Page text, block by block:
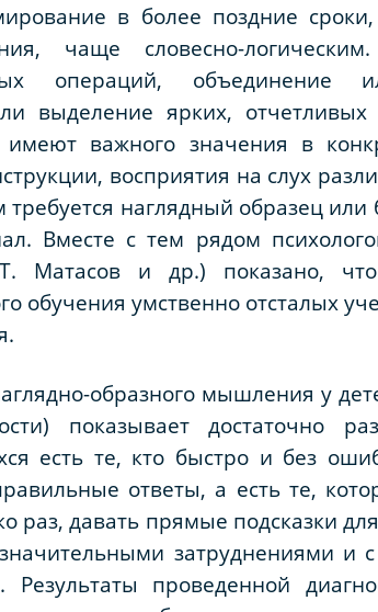
в более поздние
чаще словесно-
операций,
выделение ярких,
важного значения в
восприятия на слух
наглядный образец или
Вместе с тем рядом
Матасов и др.) показано, что
обучения умственно отсталых
образного мышления у
показывает достаточно
есть те, кто быстро и без
ответы, а есть те,
раз, давать прямые подсказки
затруднениями
проведенной